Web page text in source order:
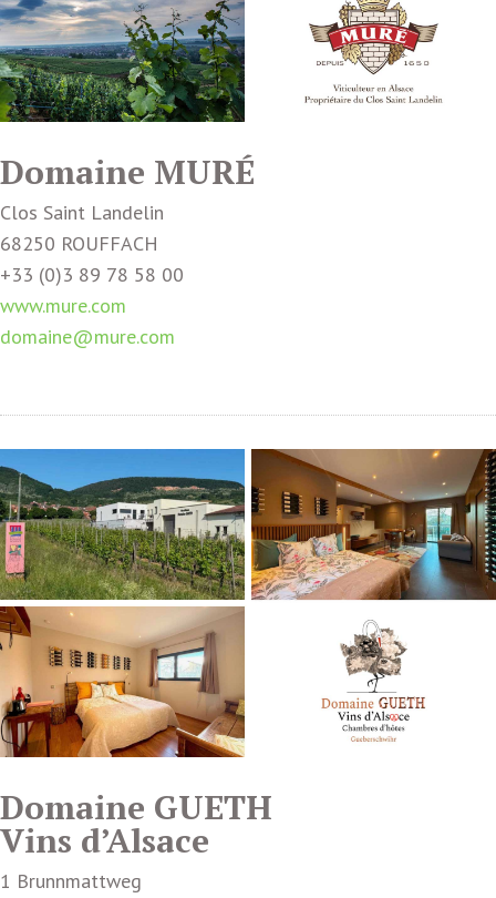
Domaine MURÉ
Clos Saint Landelin
68250 ROUFFACH
+33 (0)3 89 78 58 00
www.mure.com
domaine@mure.com
Domaine GUETH
Vins d’Alsace
1 Brunnmattweg